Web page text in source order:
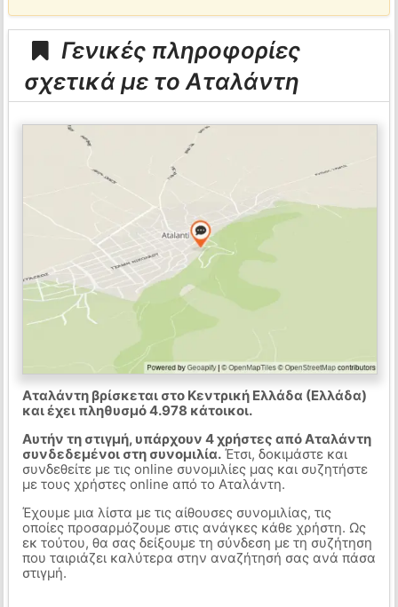
Γενικές πληροφορίες
σχετικά με το Αταλάντη
Αταλάντη βρίσκεται στο Κεντρική Ελλάδα (Ελλάδα)
και έχει πληθυσμό 4.978 κάτοικοι.
Αυτήν τη στιγμή, υπάρχουν 4 χρήστες από Αταλάντη
συνδεδεμένοι στη συνομιλία.Έτσι, δοκιμάστε και
συνδεθείτε με τις online συνομιλίες μας και συζητήστε
με τους χρήστες online από το Αταλάντη.
Έχουμε μια λίστα με τις αίθουσες συνομιλίας, τις
οποίες προσαρμόζουμε στις ανάγκες κάθε χρήστη. Ως
εκ τούτου, θα σας δείξουμε τη σύνδεση με τη συζήτηση
που ταιριάζει καλύτερα στην αναζήτησή σας ανά πάσα
στιγμή.